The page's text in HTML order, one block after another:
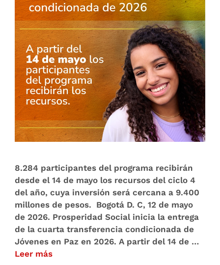
8.284 participantes del programa recibirán
desde el 14 de mayo los recursos del ciclo 4
del año, cuya inversión será cercana a 9.400
millones de pesos. Bogotá D. C, 12 de mayo
de 2026. Prosperidad Social inicia la entrega
de la cuarta transferencia condicionada de
Jóvenes en Paz en 2026. A partir del 14 de …
Leer más